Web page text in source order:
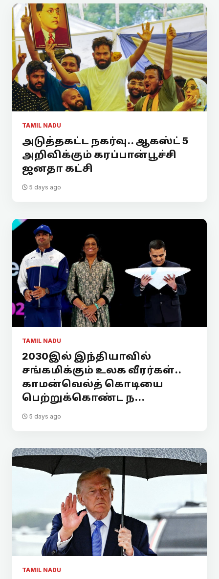
TAMIL NADU
அடுத்தகட்ட நகர்வு.. ஆகஸ்ட் 5
அறிவிக்கும் கரப்பான்பூச்சி
ஜனதா கட்சி
5 days ago
TAMIL NADU
2030இல் இந்தியாவில்
சங்கமிக்கும் உலக வீரர்கள்..
காமன்வெல்த் கொடியை
பெற்றுக்கொண்ட ந...
5 days ago
TAMIL NADU